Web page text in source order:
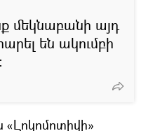
մեկնաբանի այդ
են ակումբի
«Լոկոմոտիվի»